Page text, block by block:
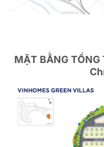
MẶT BẰNG